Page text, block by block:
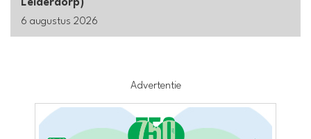
6 augustus 2026
Advertentie